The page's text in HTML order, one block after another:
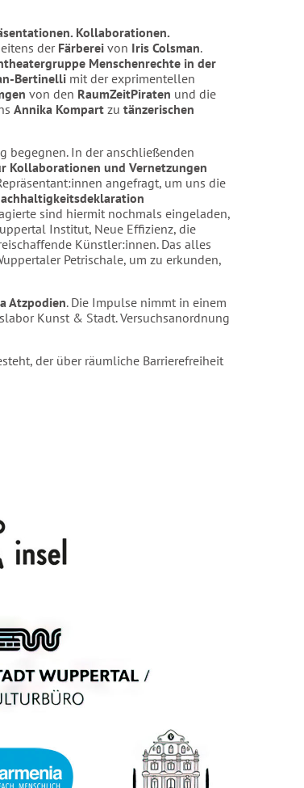
Kollaborationen.
derFärberei von Iris Colsman.
Menschenrechte in der
Bertinelli mit der exprimentellen
von den RaumZeitPiraten und die
Annika Kompart zu tänzerischen
begegnen. In der anschließenden
Kollaborationen und Vernetzungen
angefragt, um uns die
sind hiermit nochmals eingeladen,
Institut, Neue Effizienz, die
Künstler:innen. Das alles
Petrischale, um zu erkunden,
Atzpodien. Die Impulse nimmt in einem
Kunst & Stadt. Versuchsanordnung
der über räumliche Barrierefreiheit